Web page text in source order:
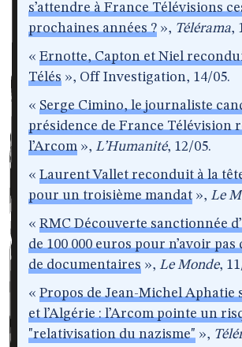
s’attendre à France Télévisions
prochaines années ? », Télérama,
« Ernotte, Capton et Niel
Télés », Off Investigation, 14/05.
« Serge Cimino, le journaliste
présidence de France Télévision
l’Arcom », L’Humanité, 12/05.
« Laurent Vallet reconduit à la
pour un troisième mandat », Le
« RMC Découverte sanctionnée
de 100 000 euros pour n’avoir pas
de documentaires », Le Monde,
« Propos de Jean-Michel Aphatie
et l’Algérie : l’Arcom pointe un
"relativisation du nazisme" »,